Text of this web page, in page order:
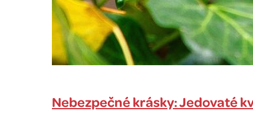
Nebezpečné krásky: Jedovaté